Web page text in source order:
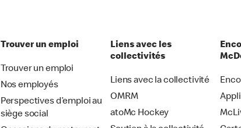
Trouver un emploi
Trouver un emploi
Nos employés
Perspectives d’emploi au
siège social
Liens avec les
collectivités
Liens avec la collectivité
OMRM
atoMc Hockey